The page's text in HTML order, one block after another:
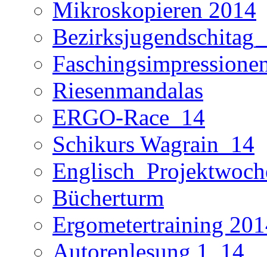
Mikroskopieren 2014
Riesenmandalas
ERGO-Race_14
Schikurs Wagrain_14
Bücherturm
Ergometertraining
Autorenlesung 1_14